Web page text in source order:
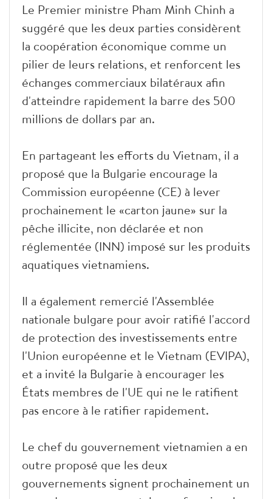
Le Premier ministre Pham Minh Chinh a
suggéré que les deux parties considèrent
la coopération économique comme un
pilier de leurs relations, et renforcent les
échanges commerciaux bilatéraux afin
d'atteindre rapidement la barre des 500
millions de dollars par an.
En partageant les efforts du Vietnam, il a
proposé que la Bulgarie encourage la
Commission européenne (CE) à lever
prochainement le «carton jaune» sur la
pêche illicite, non déclarée et non
réglementée (INN) imposé sur les produits
aquatiques vietnamiens.
Il a également remercié l'Assemblée
nationale bulgare pour avoir ratifié l'accord
de protection des investissements entre
l'Union européenne et le Vietnam (EVIPA),
et a invité la Bulgarie à encourager les
États membres de l'UE qui ne le ratifient
pas encore à le ratifier rapidement.
Le chef du gouvernement vietnamien a en
outre proposé que les deux
gouvernements signent prochainement un